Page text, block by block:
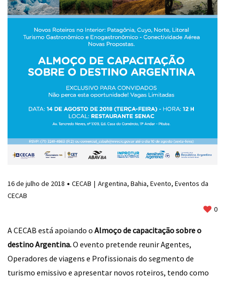
16 de julho de 2018 CECAB Argentina, Bahia, Evento, Eventos da
CECAB
0
A CECAB está apoiando o Almoço de capacitação sobre o
destino Argentina.O evento pretende reunir Agentes,
Operadores de viagens e Profissionais do segmento de
turismo emissivo e apresentar novos roteiros, tendo como